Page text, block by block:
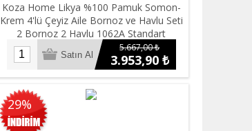
Koza Home Likya %100 Pamuk Somon-
Krem 4'lü Çeyiz Aile Bornoz ve Havlu Seti
2 Bornoz 2 Havlu 1062A Standart
5.667,00 ₺
3.953,90 ₺
29%